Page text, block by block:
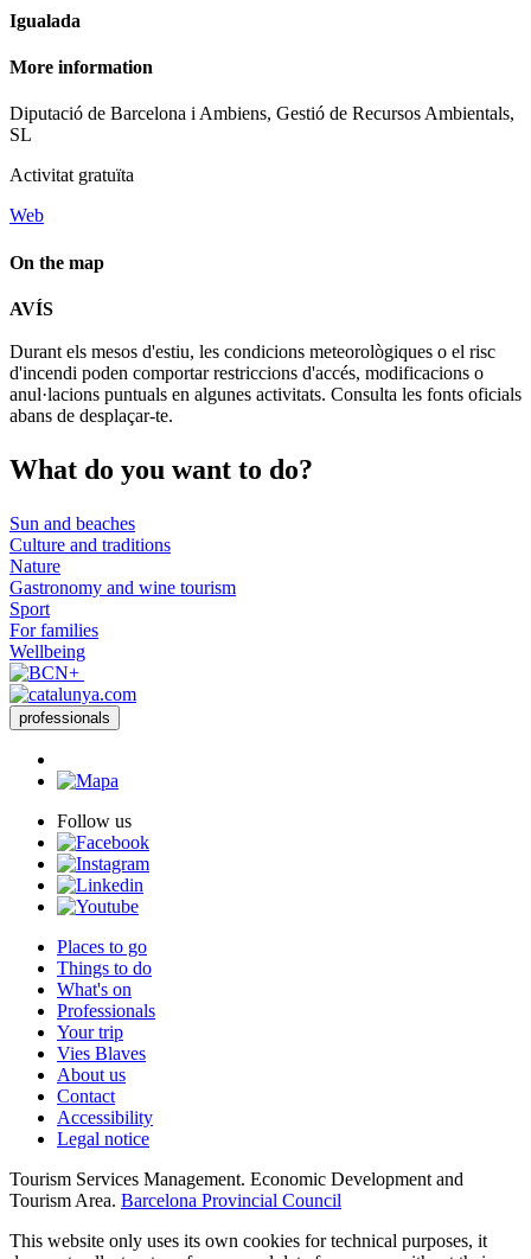
Igualada
More information
Diputació de Barcelona i Ambiens, Gestió de Recursos Ambientals,
SL
Activitat gratuïta
Web
On the map
−
AVÍS
Durant els mesos d'estiu, les condicions meteorològiques o el risc
d'incendi poden comportar restriccions d'accés, modificacions o
anul·lacions puntuals en algunes activitats. Consulta les fonts oficials
abans de desplaçar-te.
What do you want to do?
Sun and beaches
Culture and traditions
Nature
Gastronomy and wine tourism
Sport
For families
Wellbeing
professionals
Follow us
Places to go
Things to do
What's on
Professionals
Your trip
Vies Blaves
About us
Contact
Accessibility
Legal notice
Tourism Services Management. Economic Development and
Tourism Area. Barcelona Provincial Council
This website only uses its own cookies for technical purposes, it